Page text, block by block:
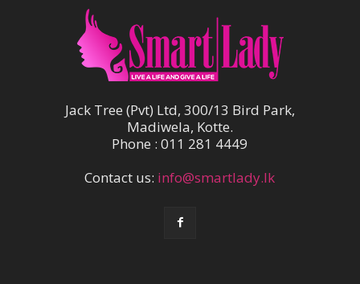
Jack Tree (Pvt) Ltd, 300/13 Bird Park,
Madiwela, Kotte.
Phone : 011 281 4449
Contact us: info@smartlady.lk